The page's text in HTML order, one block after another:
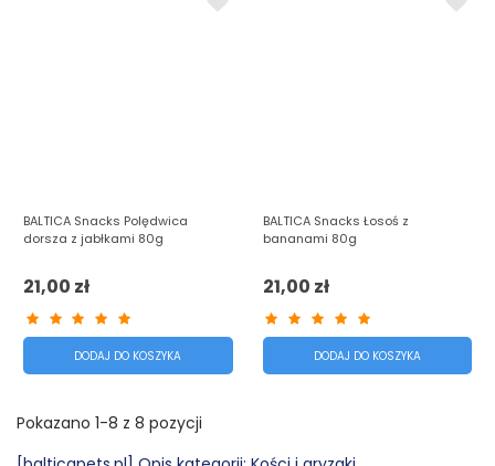
BALTICA Snacks Polędwica
dorsza z jabłkami 80g
21,00 zł
DODAJ DO KOSZYKA
BALTICA Snacks Łosoś z
bananami 80g
21,00 zł
DODAJ DO KOSZYKA
Pokazano 1-8 z 8 pozycji